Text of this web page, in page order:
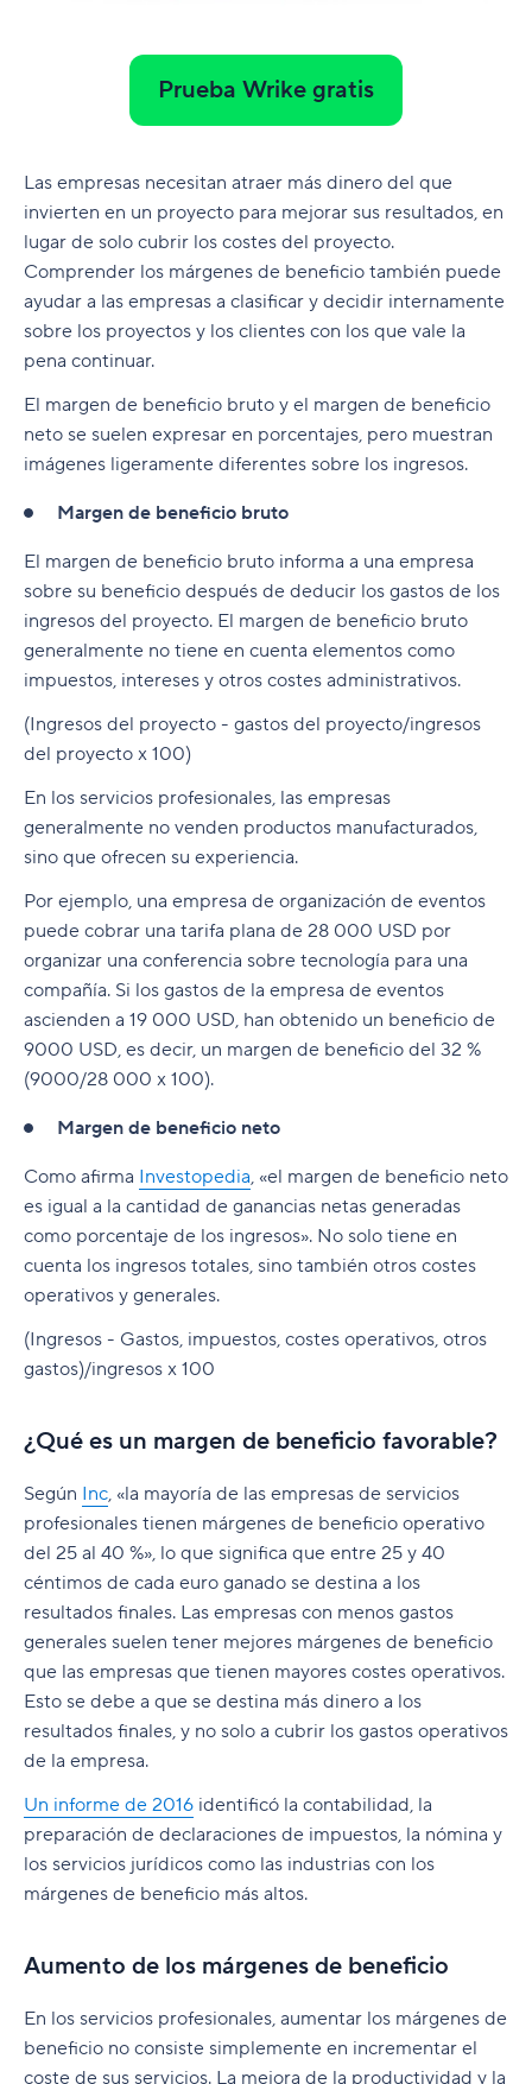
Prueba Wrike gratis
Las empresas necesitan atraer más dinero del que
invierten en un proyecto para mejorar sus resultados, en
lugar de solo cubrir los costes del proyecto.
Comprender los márgenes de beneficio también puede
ayudar a las empresas a clasificar y decidir internamente
sobre los proyectos y los clientes con los que vale la
pena continuar.
El margen de beneficio bruto y el margen de beneficio
neto se suelen expresar en porcentajes, pero muestran
imágenes ligeramente diferentes sobre los ingresos.
Margen de beneficio bruto
El margen de beneficio bruto informa a una empresa
sobre su beneficio después de deducir los gastos de los
ingresos del proyecto. El margen de beneficio bruto
generalmente no tiene en cuenta elementos como
impuestos, intereses y otros costes administrativos.
(Ingresos del proyecto - gastos del proyecto/ingresos
del proyecto x 100)
En los servicios profesionales, las empresas
generalmente no venden productos manufacturados,
sino que ofrecen su experiencia.
Por ejemplo, una empresa de organización de eventos
puede cobrar una tarifa plana de 28 000 USD por
organizar una conferencia sobre tecnología para una
compañía. Si los gastos de la empresa de eventos
ascienden a 19 000 USD, han obtenido un beneficio de
9000 USD, es decir, un margen de beneficio del 32 %
(9000/28 000 x 100).
Margen de beneficio neto
Como afirma Investopedia, «el margen de beneficio neto
es igual a la cantidad de ganancias netas generadas
como porcentaje de los ingresos». No solo tiene en
cuenta los ingresos totales, sino también otros costes
operativos y generales.
(Ingresos - Gastos, impuestos, costes operativos, otros
gastos)/ingresos x 100
¿Qué es un margen de beneficio favorable?
Según Inc, «la mayoría de las empresas de servicios
profesionales tienen márgenes de beneficio operativo
del 25 al 40 %», lo que significa que entre 25 y 40
céntimos de cada euro ganado se destina a los
resultados finales. Las empresas con menos gastos
generales suelen tener mejores márgenes de beneficio
que las empresas que tienen mayores costes operativos.
Esto se debe a que se destina más dinero a los
resultados finales, y no solo a cubrir los gastos operativos
de la empresa.
Un informe de 2016 identificó la contabilidad, la
preparación de declaraciones de impuestos, la nómina y
los servicios jurídicos como las industrias con los
márgenes de beneficio más altos.
Aumento de los márgenes de beneficio
En los servicios profesionales, aumentar los márgenes de
beneficio no consiste simplemente en incrementar el
coste de sus servicios. La mejora de la productividad y la